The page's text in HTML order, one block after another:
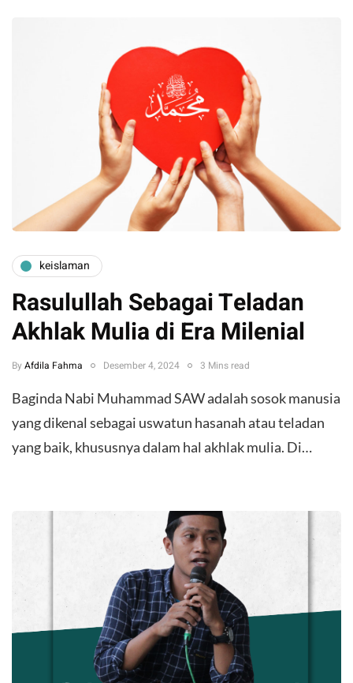
keislaman
Rasulullah Sebagai Teladan
Akhlak Mulia di Era Milenial
By Afdila Fahma Desember 4, 2024 3 Mins read
Baginda Nabi Muhammad SAW adalah sosok manusia
yang dikenal sebagai uswatun hasanah atau teladan
yang baik, khususnya dalam hal akhlak mulia. Di…